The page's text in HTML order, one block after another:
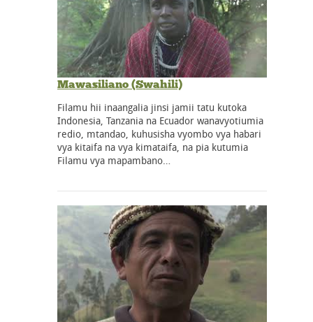
Mawasiliano (Swahili)
Filamu hii inaangalia jinsi jamii tatu kutoka
Indonesia, Tanzania na Ecuador wanavyotiumia
redio, mtandao, kuhusisha vyombo vya habari
vya kitaifa na vya kimataifa, na pia kutumia
Filamu vya mapambano…